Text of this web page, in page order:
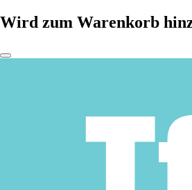
Wird zum Warenkorb